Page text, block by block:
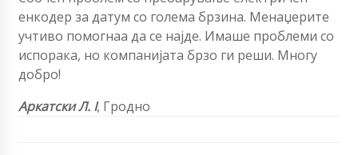
енкодер за датум со голема брзина. Менаџерите
учтиво помогнаа да се најде. Имаше проблеми со
испорака, но компанијата брзо ги реши. Многу
добро!
Аркатски Л. I, Гродно